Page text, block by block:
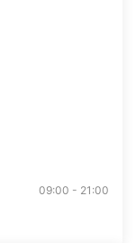
09:00 - 21:00